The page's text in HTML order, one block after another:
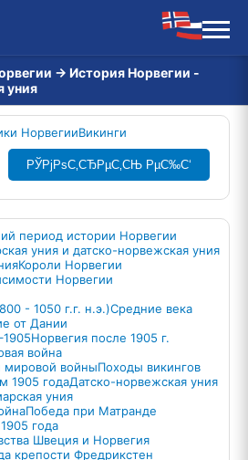
→ История Норвегии -
уния
НорвегииВикинги
РЎРјРѕС‚СЂРµС‚СЊ РµС‰С‘
период истории Норвегии
уния и датско-норвежская уния
Короли Норвегии
Норвегии
- 1050 г.г. н.э.)Средние века
от Дании
Норвегия после 1905 г.
война
мировой войныПоходы викингов
1905 годаДатско-норвежская уния
уния
Победа при Матранде
года
Швеция и Норвегия
крепости Фредрикстен